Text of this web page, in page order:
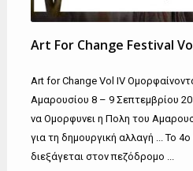
Art For Change Festival
Art for Change Vol IV
Αμαρουσίου 8 – 9 Σεπτεμβρίου
να Ομορφυνει η Πολη του
για τη δημουργική αλλαγή ... Το
διεξάγεται στον πεζόδρομο ...